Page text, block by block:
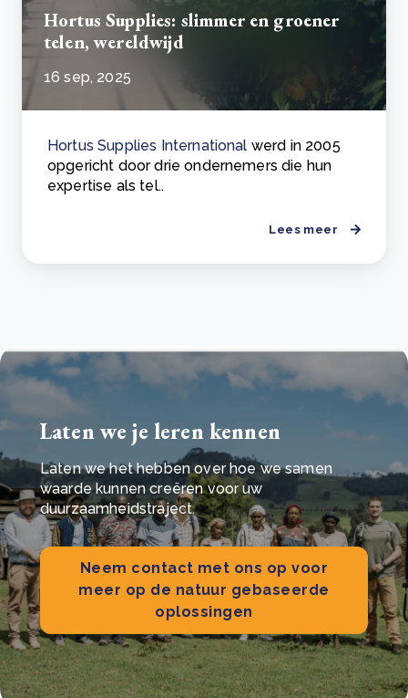
Hortus Supplies: slimmer en groener
telen, wereldwijd
16 sep, 2025
Hortus Supplies International werd in 2005
opgericht door drie ondernemers die hun
expertise als tel..
Lees meer
Laten we je leren kennen
Laten we het hebben over hoe we samen
waarde kunnen creëren voor uw
duurzaamheidstraject.
Neem contact met ons op voor
meer op de natuur gebaseerde
oplossingen